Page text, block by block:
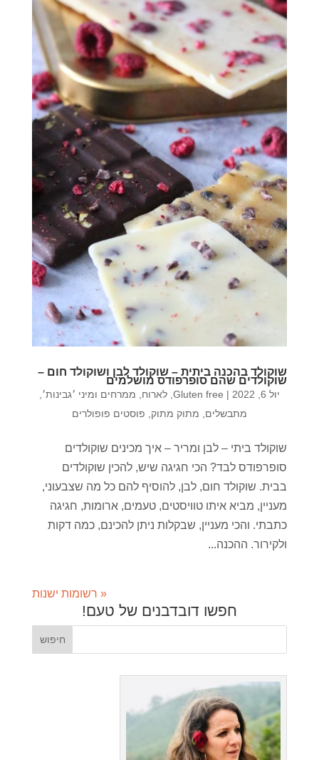
שוקולד בהכנה ביתית – שוקולד לבן ושוקולד חום –
שוקולדים שהם סופרפודס מושלמים
יול 6, 2022 |
Gluten free
, לארוח, ממרחים ומיני ׳גבינות׳,
מתבשלים, מתוק מתוק, פוסטים פופולרים
שוקולד ביתי – לבן ומריר – איך מכינים שוקולדים
סופרפודס לבד? הכי חגיגה שיש, להכין שוקולדים
בבית. שוקולד חום, לבן, להוסיף להם כל מה שצבעוני,
מעניין, מביא איתו טוויסטים, טעמים, ארומות, חגיגה
כתבתי. והכי מעניין, שבקלות ניתן להכינם, כמה דקות
ולקירור. ההכנה...
« רשומות ישנות
חפשו דובדבנים של טעם!